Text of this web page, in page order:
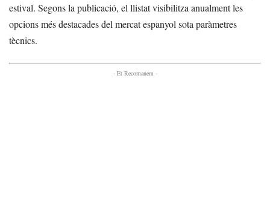
estival. Segons la publicació, el llistat visibilitza anualment les
opcions més destacades del mercat espanyol sota paràmetres
tècnics.
- Et Recomanem -